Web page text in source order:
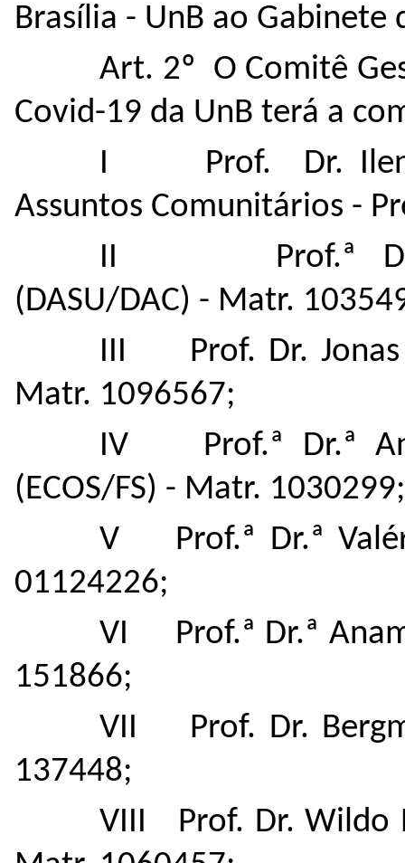
Brasília - UnB ao Gabinete
Art. 2º O Comitê
Covid-19 da UnB terá a
I Prof. Dr. Ileno
Assuntos Comunitários -
II Prof.ª Dr.ª
(DASU/DAC) - Matr.
III Prof. Dr. Jonas
Matr. 1096567;
IV Prof.ª Dr.ª
(ECOS/FS) - Matr. 1030299;
V Prof.ª Dr.ª
01124226;
VI Prof.ª Dr.ª
151866;
VII Prof. Dr.
137448;
VIII Prof. Dr. Wildo